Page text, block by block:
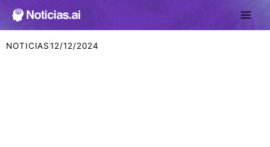
NOTICIAS 12/12/2024